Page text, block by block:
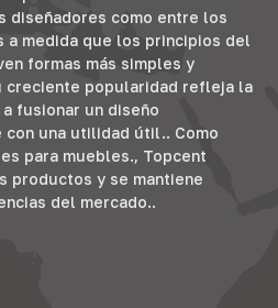
diseñadores como entre los
a medida que los principios del
formas más simples y
creciente popularidad refleja la
fusionar un diseño
una utilidad útil.. Como
para muebles., Topcent
productos y se mantiene
del mercado..